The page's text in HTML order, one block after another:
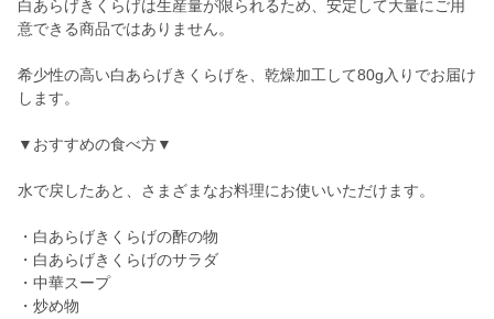
白あらげきくらげは生産量が限られるため、安定して大量にご用
意できる商品ではありません。
希少性の高い白あらげきくらげを、乾燥加工して80g入りでお届け
します。
▼おすすめの食べ方▼
水で戻したあと、さまざまなお料理にお使いいただけます。
・白あらげきくらげの酢の物
・白あらげきくらげのサラダ
・中華スープ
・炒め物